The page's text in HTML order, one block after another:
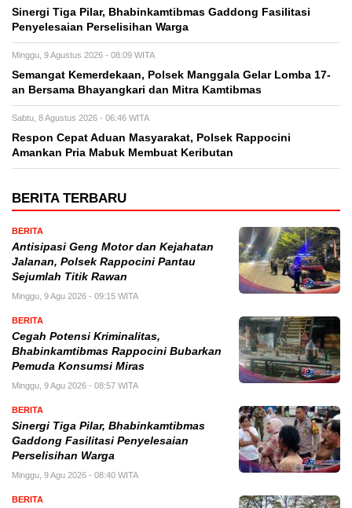
Sinergi Tiga Pilar, Bhabinkamtibmas Gaddong Fasilitasi
Penyelesaian Perselisihan Warga
Minggu, 9 Agustus 2026 - 08:09 WITA
Semangat Kemerdekaan, Polsek Manggala Gelar Lomba 17-
an Bersama Bhayangkari dan Mitra Kamtibmas
Sabtu, 8 Agustus 2026 - 06:46 WITA
Respon Cepat Aduan Masyarakat, Polsek Rappocini
Amankan Pria Mabuk Membuat Keributan
BERITA TERBARU
BERITA
Antisipasi Geng Motor dan Kejahatan
Jalanan, Polsek Rappocini Pantau
Sejumlah Titik Rawan
Minggu, 9 Agu 2026 - 09:15 WITA
BERITA
Cegah Potensi Kriminalitas,
Bhabinkamtibmas Rappocini Bubarkan
Pemuda Konsumsi Miras
Minggu, 9 Agu 2026 - 08:57 WITA
BERITA
Sinergi Tiga Pilar, Bhabinkamtibmas
Gaddong Fasilitasi Penyelesaian
Perselisihan Warga
Minggu, 9 Agu 2026 - 08:40 WITA
BERITA